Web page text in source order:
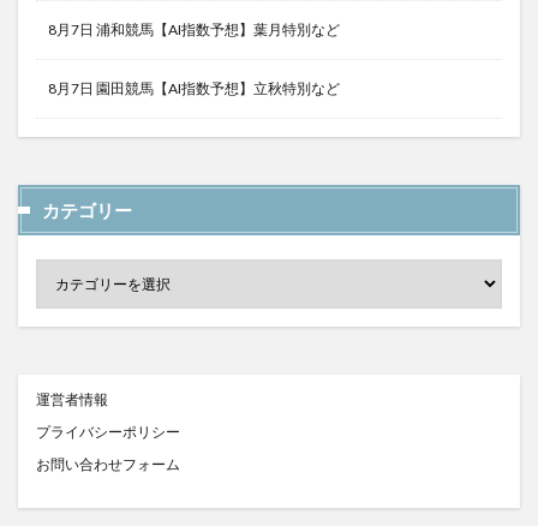
8月7日 浦和競馬【AI指数予想】葉月特別など
8月7日 園田競馬【AI指数予想】立秋特別など
カテゴリー
運営者情報
プライバシーポリシー
お問い合わせフォーム